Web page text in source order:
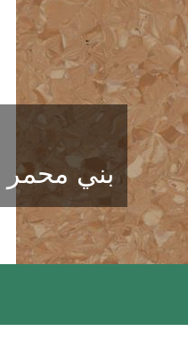
TJ-7016 بني محمر